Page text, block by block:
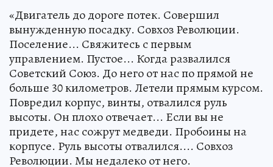
«Двигатель до дороге потек. Совершил
вынужденную посадку. Совхоз Революции.
Поселение... Свяжитесь с первым
управлением. Пустое... Когда развалился
Советский Союз. До него от нас по прямой не
больше 30 километров. Летели прямым курсом.
Повредил корпус, винты, отвалился руль
высоты. Он плохо отвечает... Если вы не
придете, нас сожрут медведи. Пробоины на
корпусе. Руль высоты отвалился.... Совхоз
Революции. Мы недалеко от него.